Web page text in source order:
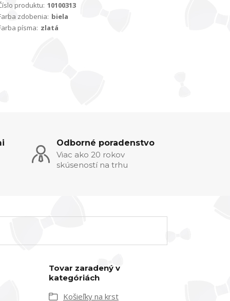
produktu: 10100313
zdobenia: biela
písma: zlatá
Odborné poradenstvo
Viac ako 20 rokov
skúseností na trhu
Tovar zaradený v
kategóriách
Košieľky na krst